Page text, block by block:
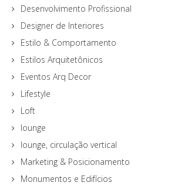
Desenvolvimento Profissional
Designer de Interiores
Estilo & Comportamento
Estilos Arquitetônicos
Eventos Arq Decor
Lifestyle
Loft
lounge
lounge, circulação vertical
Marketing & Posicionamento
Monumentos e Edifícios